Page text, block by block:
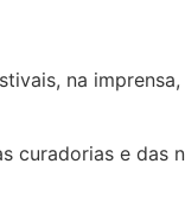
na
curadorias e das